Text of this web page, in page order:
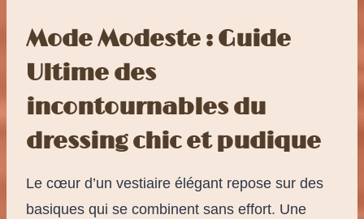
Mode Modeste : Guide
Ultime des
incontournables du
dressing chic et pudique
Le cœur d’un vestiaire élégant repose sur des
basiques qui se combinent sans effort. Une